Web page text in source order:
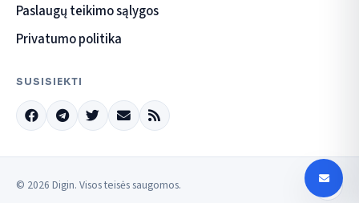
Paslaugų teikimo sąlygos
Privatumo politika
SUSISIEKTI
© 2026 Digin. Visos teisės saugomos.